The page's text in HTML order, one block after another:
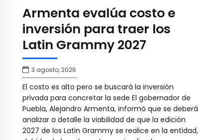
Armenta evalúa costo e
inversión para traer los
Latin Grammy 2027
3 agosto, 2026
El costo es alto pero se buscará la inversión
privada para concretar la sede El gobernador de
Puebla, Alejandro Armenta, informó que se deberá
analizar a detalle la viabilidad de que la edición
2027 de los Latin Grammy se realice en la entidad,